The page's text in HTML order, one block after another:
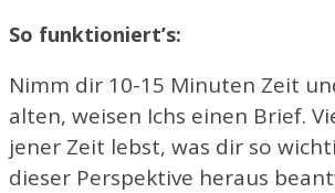
So funktioniert’s:
Nimm dir 10-15 Minuten Zeit
alten, weisen Ichs einen Brief.
jener Zeit lebst, was dir so
dieser Perspektive heraus